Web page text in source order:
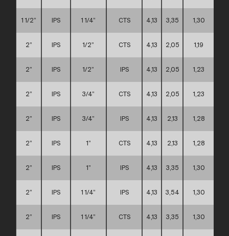
1 1/2” IPS 1 1/4” CTS 4,13 3,35 1,30
2” IPS 1/2” CTS 4,13 2,05 1,19
2” IPS 1/2” IPS 4,13 2,05 1,23
2” IPS 3/4” CTS 4,13 2,05 1,23
2” IPS 3/4” IPS 4,13 2,13 1,28
2” IPS 1” CTS 4,13 2,13 1,28
2” IPS 1” IPS 4,13 3,35 1,30
2” IPS 1 1/4” IPS 4,13 3,54 1,30
2” IPS 1 1/4” CTS 4,13 3,35 1,30